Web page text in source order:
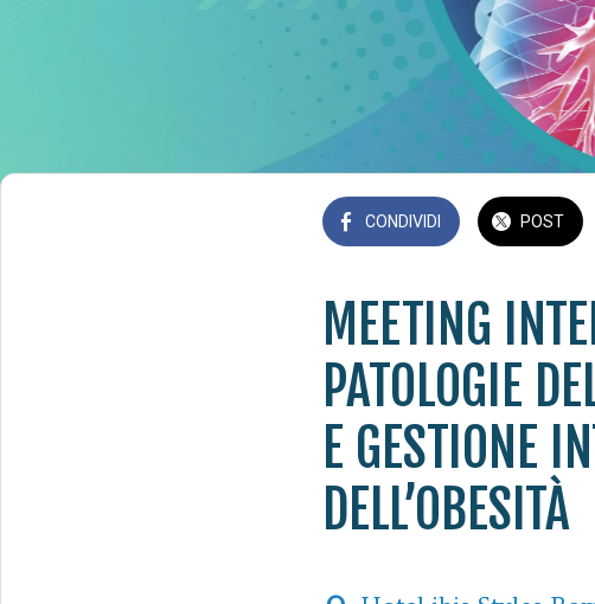
CONDIVIDI POST
MEETING
PATOLOGIE
E GESTIONE
DELL’OBESITÀ